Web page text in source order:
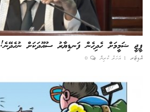
ޕީޖީ ޝަމީމަށް ހެދިހެން ފަނޑިޔާރު ސުއޫދަކަށް ނުހެދޭނެ!
އެޑިޓަރ 1 އަހަރު ކުރިން 0